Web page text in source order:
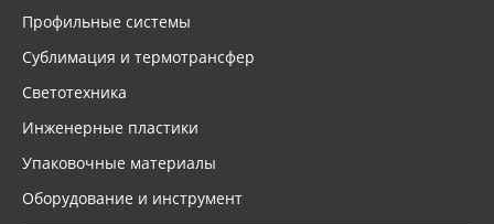
Профильные системы
Сублимация и термотрансфер
Светотехника
Инженерные пластики
Упаковочные материалы
Оборудование и инструмент